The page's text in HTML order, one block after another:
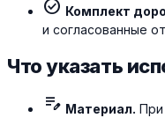
check_circle Комплект
и согласованные
Что указать
edit_note Материал. При